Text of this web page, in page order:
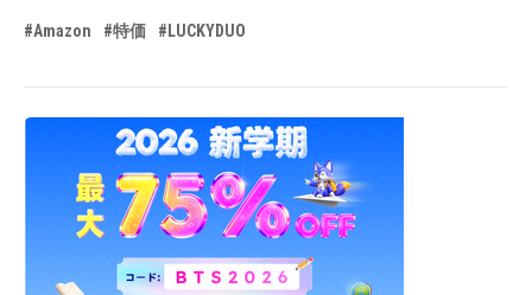
#Amazon #特価 #LUCKYDUO